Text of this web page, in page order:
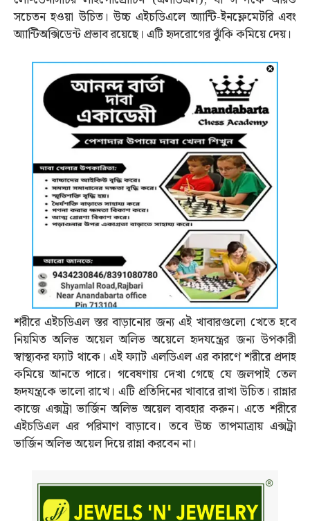
সচেতন হওয়া উচিত। উচ্চ এইচডিএলে অ্যান্টি-ইনফ্লেমেটরি এবং
অ্যান্টিঅক্সিডেন্ট প্রভাব রয়েছে। এটি হৃদরোগের ঝুঁকি কমিয়ে দেয়।
শরীরে এইচডিএল স্তর বাড়ানোর জন্য এই খাবারগুলো খেতে হবে
নিয়মিত অলিভ অয়েল অলিভ অয়েলে হৃদযন্ত্রের জন্য উপকারী
স্বাস্থ্যকর ফ্যাট থাকে। এই ফ্যাট এলডিএল এর কারণে শরীরে প্রদাহ
কমিয়ে আনতে পারে। গবেষণায় দেখা গেছে যে জলপাই তেল
হৃদযন্ত্রকে ভালো রাখে। এটি প্রতিদিনের খাবারে রাখা উচিত। রান্নার
কাজে এক্সট্রা ভার্জিন অলিভ অয়েল ব্যবহার করুন। এতে শরীরে
এইচডিএল এর পরিমাণ বাড়াবে। তবে উচ্চ তাপমাত্রায় এক্সট্রা
ভার্জিন অলিভ অয়েল দিয়ে রান্না করবেন না।